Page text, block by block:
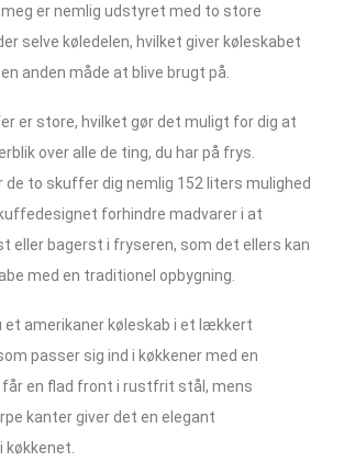
er nemlig udstyret med to store
selve køledelen, hvilket giver køleskabet
anden måde at blive brugt på.
er store, hvilket gør det muligt for dig at
over alle de ting, du har på frys.
de to skuffer dig nemlig 152 liters mulighed
forhindre madvarer i at
eller bagerst i fryseren, som det ellers kan
med en traditionel opbygning.
et amerikaner køleskab i et lækkert
passer sig ind i køkkener med en
får en flad front i rustfrit stål, mens
kanter giver det en elegant